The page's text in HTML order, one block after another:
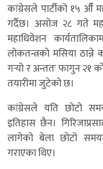
कांग्रेसले पार्टीको १५ औँ
गर्दैछ। असोज २८ गते
महाधिवेशन
लोकतन्त्रको मसिया
गर्‍यो र अन्ततः फागुन २१
तयारीमा जुटेको छ।
कांग्रेसले यति छोटो
इतिहास छैन।
लागेको बेला छोटो
गराएका थिए।